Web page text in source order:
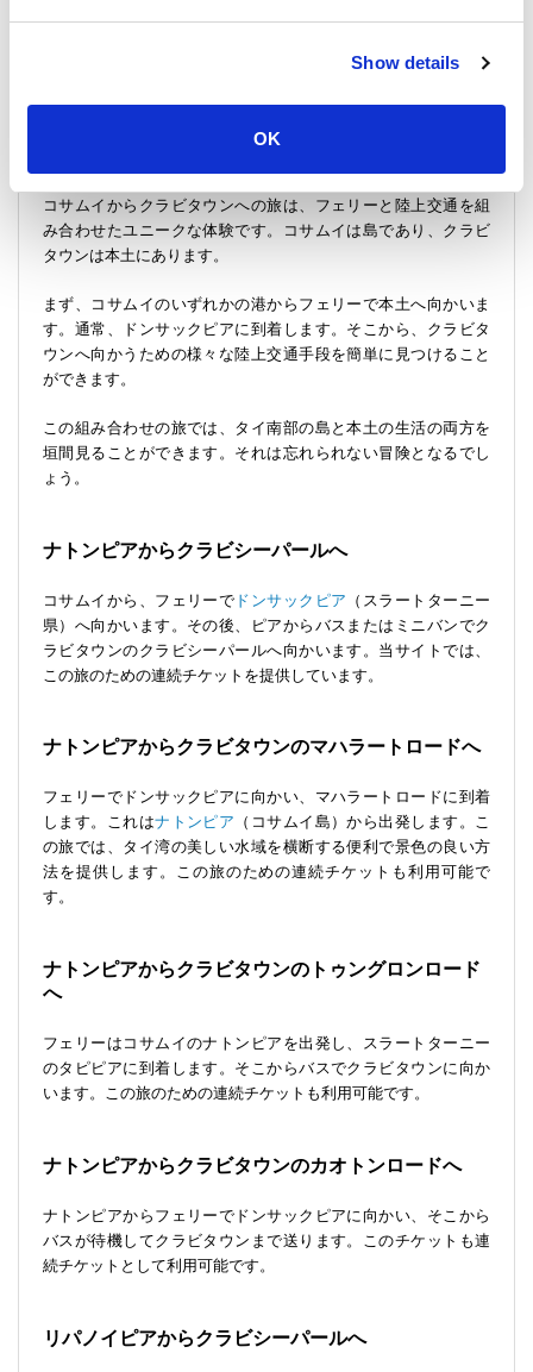
Show details
OK
物の驚異を提供しています。賑やかな市場から静かな自然の美
コサムイからクラビタウンへの旅は、フェリーと陸上交通を組
み合わせたユニークな体験です。コサムイは島であり、クラビ
タウンは本土にあります。
まず、コサムイのいずれかの港からフェリーで本土へ向かいま
す。通常、ドンサックピアに到着します。そこから、クラビタ
ウンへ向かうための様々な陸上交通手段を簡単に見つけること
ができます。
この組み合わせの旅では、タイ南部の島と本土の生活の両方を
垣間見ることができます。それは忘れられない冒険となるでし
ょう。
ナトンピアからクラビシーパールへ
コサムイから、フェリーで ドンサックピア （スラートターニー
県）へ向かいます。その後、ピアからバスまたはミニバンでク
ラビタウンのクラビシーパールへ向かいます。当サイトでは、
この旅のための連続チケットを提供しています。
ナトンピアからクラビタウンのマハラートロードへ
フェリーでドンサックピアに向かい、マハラートロードに到着
します。これはナトンピア （コサムイ島）から出発します。こ
の旅では、タイ湾の美しい水域を横断する便利で景色の良い方
法を提供します。この旅のための連続チケットも利用可能で
す。
ナトンピアからクラビタウンのトゥングロンロード
へ
フェリーはコサムイのナトンピアを出発し、スラートターニー
のタピピアに到着します。そこからバスでクラビタウンに向か
います。この旅のための連続チケットも利用可能です。
ナトンピアからクラビタウンのカオトンロードへ
ナトンピアからフェリーでドンサックピアに向かい、そこから
バスが待機してクラビタウンまで送ります。このチケットも連
続チケットとして利用可能です。
リパノイピアからクラビシーパールへ